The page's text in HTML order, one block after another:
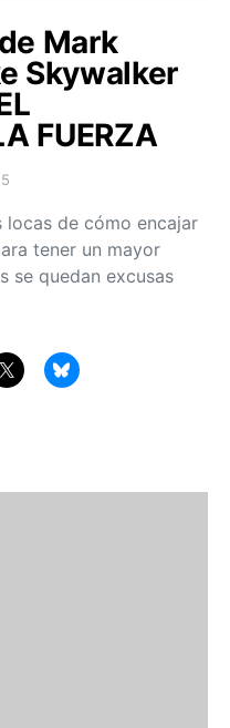
Mark
Skywalker
FUERZA
locas de cómo encajar
tener un mayor
se quedan excusas